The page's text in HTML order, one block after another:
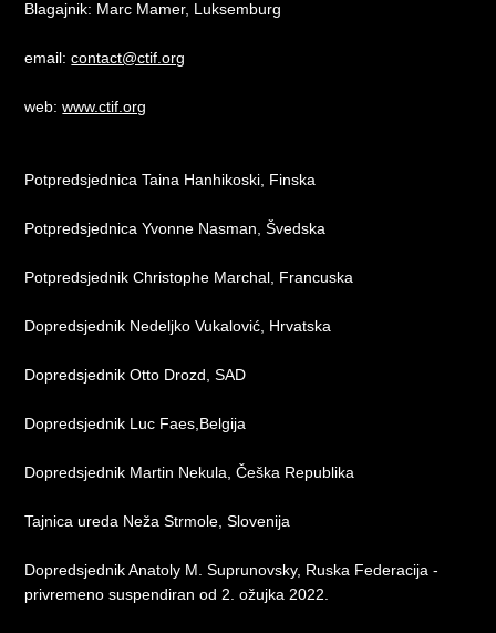
Blagajnik: Marc Mamer, Luksemburg
email:contact@ctif.org
web:www.ctif.org
Potpredsjednica Taina Hanhikoski, Finska
Potpredsjednica Yvonne Nasman, Švedska
Potpredsjednik Christophe Marchal, Francuska
Dopredsjednik Nedeljko Vukalović, Hrvatska
Dopredsjednik Otto Drozd, SAD
Dopredsjednik Luc Faes,Belgija
Dopredsjednik Martin Nekula, Češka Republika
Tajnica ureda Neža Strmole, Slovenija
Dopredsjednik Anatoly M. Suprunovsky, Ruska Federacija -
privremeno suspendiran od 2. ožujka 2022.